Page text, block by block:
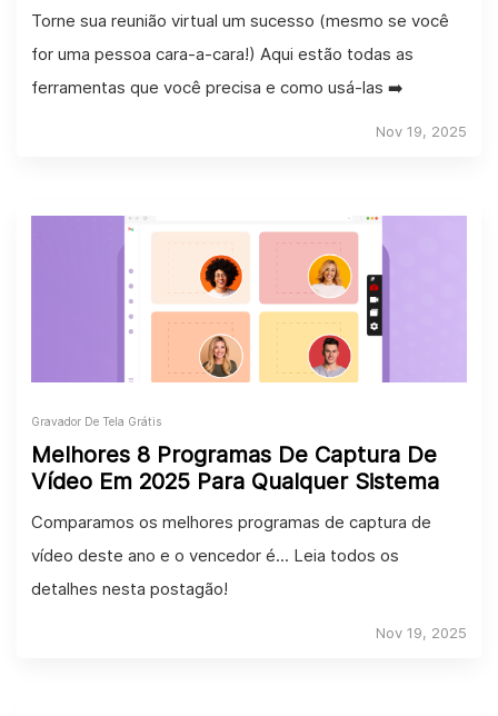
Torne sua reunião virtual um sucesso (mesmo se você
for uma pessoa cara-a-cara!) Aqui estão todas as
ferramentas que você precisa e como usá-las ➡️
Nov 19, 2025
Gravador De Tela Grátis
Melhores 8 Programas De Captura De
Vídeo Em 2025 Para Qualquer Sistema
Comparamos os melhores programas de captura de
vídeo deste ano e o vencedor é... Leia todos os
detalhes nesta postagão!
Nov 19, 2025